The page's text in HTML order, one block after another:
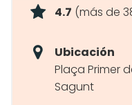
4.7 (más de
Ubicación
Plaça Primer
Sagunt